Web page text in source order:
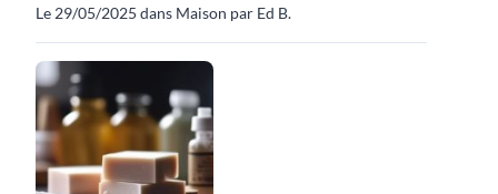
Le 29/05/2025 dans Maison par Ed B.